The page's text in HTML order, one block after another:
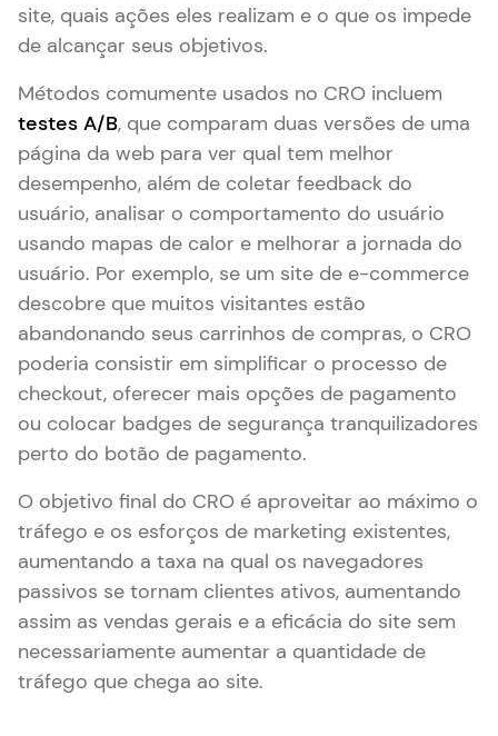
site, quais ações eles realizam e o que os impede
de alcançar seus objetivos.
Métodos comumente usados no CRO incluem
testes A/B, que comparam duas versões de uma
página da web para ver qual tem melhor
desempenho, além de coletar feedback do
usuário, analisar o comportamento do usuário
usando mapas de calor e melhorar a jornada do
usuário. Por exemplo, se um site de e-commerce
descobre que muitos visitantes estão
abandonando seus carrinhos de compras, o CRO
poderia consistir em simplificar o processo de
checkout, oferecer mais opções de pagamento
ou colocar badges de segurança tranquilizadores
perto do botão de pagamento.
O objetivo final do CRO é aproveitar ao máximo o
tráfego e os esforços de marketing existentes,
aumentando a taxa na qual os navegadores
passivos se tornam clientes ativos, aumentando
assim as vendas gerais e a eficácia do site sem
necessariamente aumentar a quantidade de
tráfego que chega ao site.